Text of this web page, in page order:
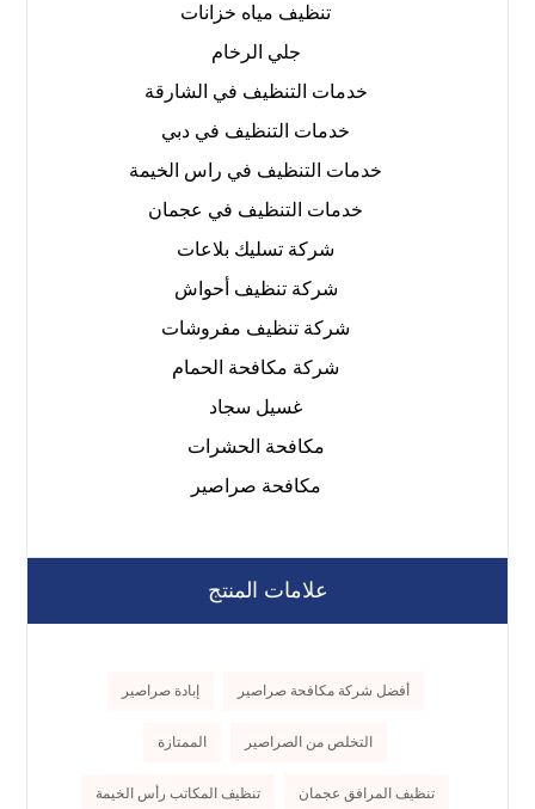
تنظيف مياه خزانات
جلي الرخام
خدمات التنظيف في الشارقة
خدمات التنظيف في دبي
خدمات التنظيف في راس الخيمة
خدمات التنظيف في عجمان
شركة تسليك بلاعات
شركة تنظيف أحواش
شركة تنظيف مفروشات
شركة مكافحة الحمام
غسيل سجاد
مكافحة الحشرات
مكافحة صراصير
علامات المنتج
أفضل شركة مكافحة صراصير إبادة صراصير
التخلص من الصراصير الممتازة
تنظيف المرافق عجمان تنظيف المكاتب رأس الخيمة